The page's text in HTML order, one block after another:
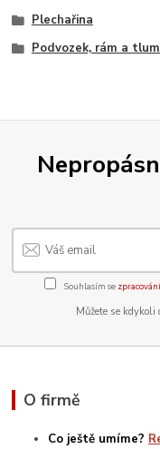
Plechařina
Podvozek, rám a
Souhlasím se
Můžete se
O firmě
Co ještě umíme?